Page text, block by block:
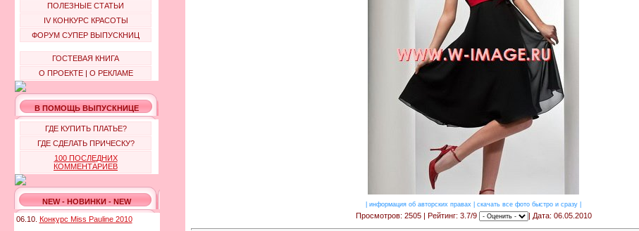
ПОЛЕЗНЫЕ СТАТЬИ
IV КОНКУРС КРАСОТЫ
ФОРУМ СУПЕР ВЫПУСКНИЦ
ГОСТЕВАЯ КНИГА
О ПРОЕКТЕ| О РЕКЛАМЕ
В ПОМОЩЬ ВЫПУСКНИЦЕ
ГДЕ КУПИТЬ ПЛАТЬЕ?
ГДЕ СДЕЛАТЬ ПРИЧЕСКУ?
100 ПОСЛЕДНИХ
КОММЕНТАРИЕВ
NEW - НОВИНКИ - NEW
06.10. Конкурс Miss Pauline 2010
информация об авторских правах скачать все фото быстро и сразу
Просмотров: 2505 | Рейтинг: 3.7/9 | Дата: 06.05.2010